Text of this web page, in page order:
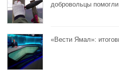
добровольцы
«Вести Ямал»: